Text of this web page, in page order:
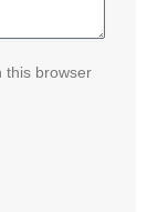
this browser